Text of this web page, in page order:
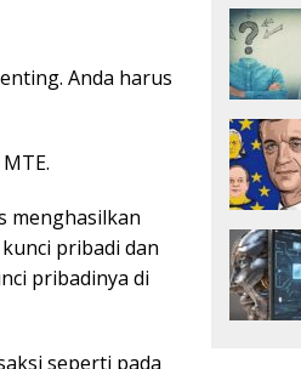
Anda harus
menghasilkan
pribadi dan
pribadinya di
seperti pada